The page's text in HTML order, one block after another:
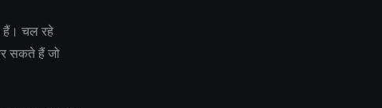
हैं। चल रहे
सकते हैं जो